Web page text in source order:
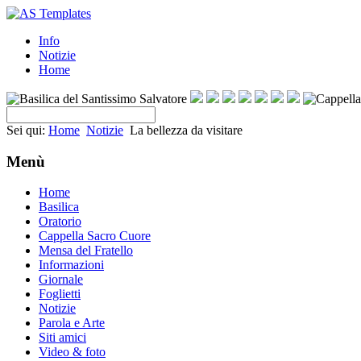
Info
Notizie
Home
Sei qui: Home Notizie La bellezza da visitare
Menù
Home
Basilica
Oratorio
Cappella Sacro Cuore
Mensa del Fratello
Informazioni
Giornale
Foglietti
Notizie
Parola e Arte
Siti amici
Video & foto